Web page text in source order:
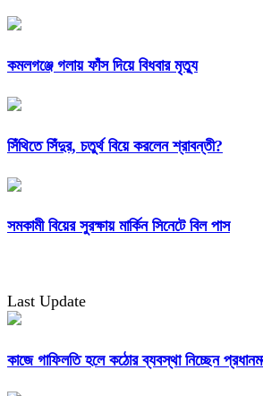
কমলগঞ্জে গলায় ফাঁস দিয়ে বিধবার মৃত্যু
সিঁথিতে সিঁদুর, চতুর্থ বিয়ে করলেন শ্রাবন্তী?
সমকামী বিয়ের সুরক্ষায় মার্কিন সিনেটে বিল পাস
Last Update
কাজে গাফিলতি হলে কঠোর ব্যবস্থা নিচ্ছেন